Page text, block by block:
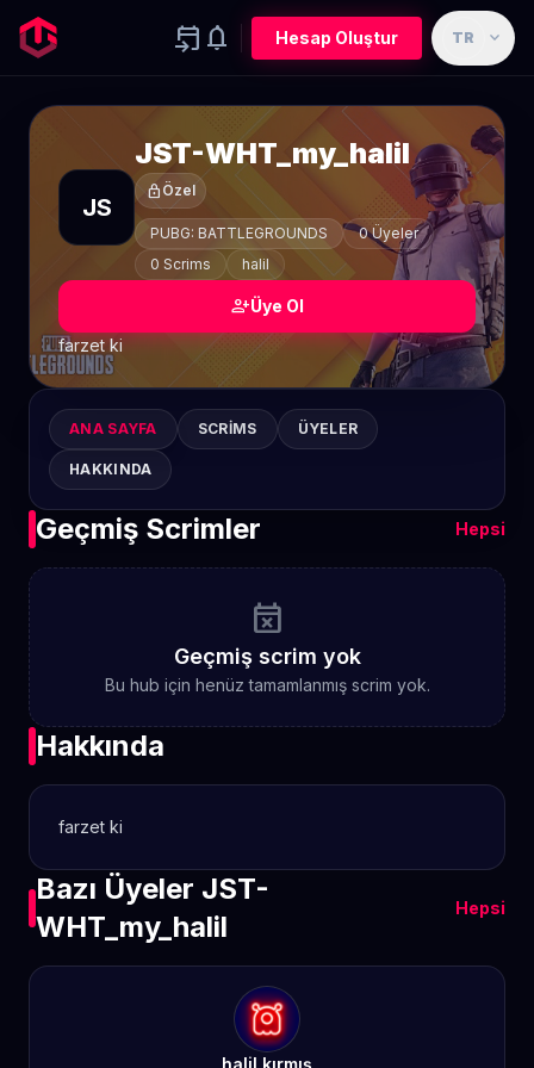
event_upcoming notifications Hesap Oluştur TR expand_more
JS
JST-WHT_my_halil
lock Özel
PUBG: BATTLEGROUNDS
0 Üyeler
0 Scrims
halil
person_addÜye Ol
farzet ki
ANA SAYFA SCRIMS ÜYELER
HAKKINDA
Geçmiş Scrimler Hepsi
event_busy
Geçmiş scrim yok
Bu hub için henüz tamamlanmış scrim yok.
Hakkında
farzet ki
Bazı Üyeler JST-
WHT_my_halil
Hepsi
halil kırmış